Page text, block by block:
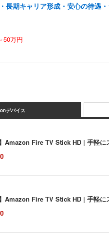
長期キャリア形成・安心の待遇
50万円
デバイス
】Amazon Fire TV Stick HD | 手軽
】Amazon Fire TV Stick HD | 手軽